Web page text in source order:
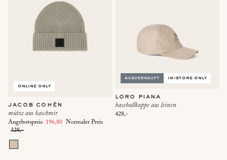
online only
jacob cohën
mütze aus kaschmir
Angebotspreis 196,80 Normaler Preis
328,-
ausverkauft in-store only
loro piana
baseballkappe aus leinen
428,-